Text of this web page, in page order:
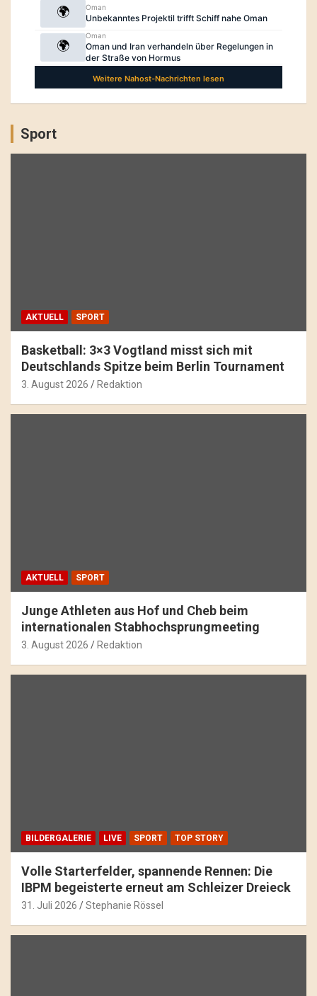
Sport
AKTUELL SPORT
Basketball: 3×3 Vogtland misst sich mit
Deutschlands Spitze beim Berlin Tournament
3. August 2026 Redaktion
AKTUELL SPORT
Junge Athleten aus Hof und Cheb beim
internationalen Stabhochsprungmeeting
3. August 2026 Redaktion
BILDERGALERIE LIVE SPORT TOP STORY
Volle Starterfelder, spannende Rennen: Die
IBPM begeisterte erneut am Schleizer Dreieck
31. Juli 2026 Stephanie Rössel